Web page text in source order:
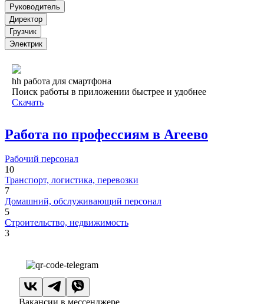
Руководитель
Директор
Грузчик
Электрик
hh работа для смартфона
Поиск работы в приложении быстрее и удобнее
Скачать
Работа по профессиям в Агеево
Рабочий персонал
10
Транспорт, логистика, перевозки
7
Домашний, обслуживающий персонал
5
Строительство, недвижимость
3